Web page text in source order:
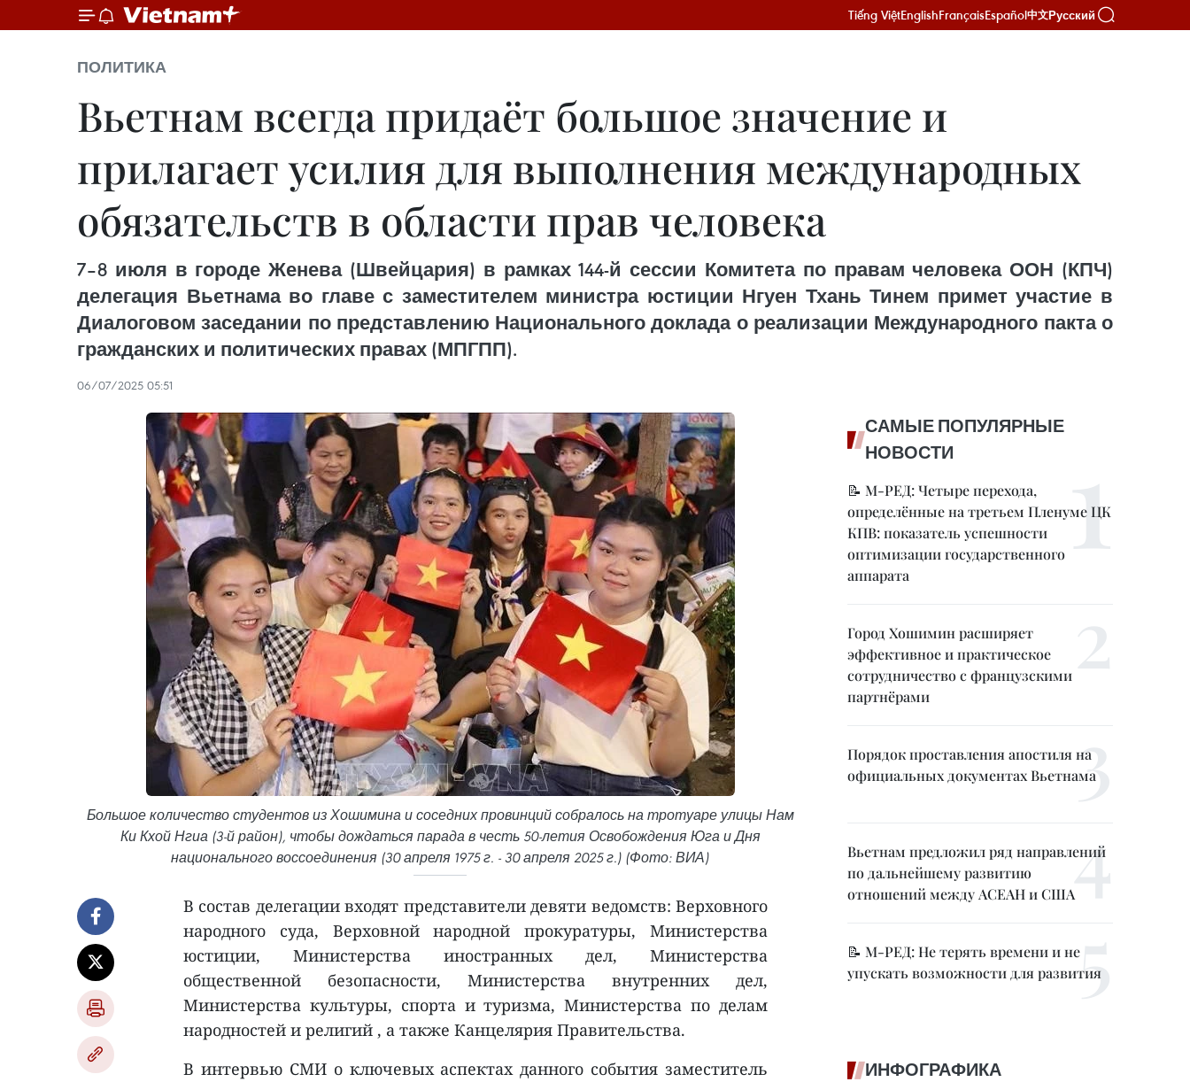
Tiếng ViệtEnglishFrançaisEspañol中文Русский
ПОЛИТИКА
Вьетнам всегда придаёт большое значение и
прилагает усилия для выполнения международных
обязательств в области прав человека
7–8 июля в городе Женева (Швейцария) в рамках 144-й сессии Комитета по правам человека ООН (КПЧ)
делегация Вьетнама во главе с заместителем министра юстиции Нгуен Тхань Тинем примет участие в
Диалоговом заседании по представлению Национального доклада о реализации Международного пакта о
гражданских и политических правах (МПГПП).
06/07/2025 05:51
Большое количество студентов из Хошимина и соседних провинций собралось на тротуаре улицы Нам
Ки Кхой Нгиа (3-й район), чтобы дождаться парада в честь 50-летия Освобождения Юга и Дня
национального воссоединения (30 апреля 1975 г. - 30 апреля 2025 г.) (Фото: ВИА)
В состав делегации входят представители девяти ведомств: Верховного
народного суда, Верховной народной прокуратуры, Министерства
юстиции, Министерства иностранных дел, Министерства
общественной безопасности, Министерства внутренних дел,
Министерства культуры, спорта и туризма, Министерства по делам
народностей и религий , а также Канцелярия Правительства.
В интервью СМИ о ключевых аспектах данного события заместитель
САМЫЕ ПОПУЛЯРНЫЕ
НОВОСТИ
📝 М-РЕД: Четыре перехода,
определённые на третьем Пленуме ЦК
КПВ: показатель успешности
оптимизации государственного
аппарата
Город Хошимин расширяет
эффективное и практическое
сотрудничество с французскими
партнёрами
Порядок проставления апостиля на
официальных документах Вьетнама
Вьетнам предложил ряд направлений
по дальнейшему развитию
отношений между АСЕАН и США
📝 М-РЕД: Не терять времени и не
упускать возможности для развития
ИНФОГРАФИКА